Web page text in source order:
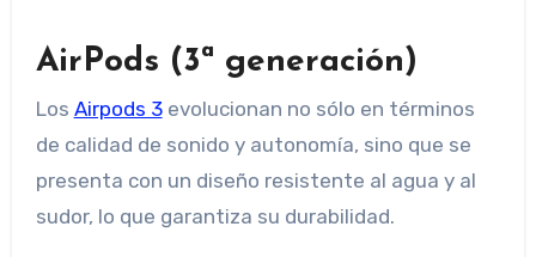
AirPods (3ª generación)
Los Airpods 3evolucionan no sólo en términos
de calidad de sonido y autonomía, sino que se
presenta con un diseño resistente al agua y al
sudor, lo que garantiza su durabilidad.